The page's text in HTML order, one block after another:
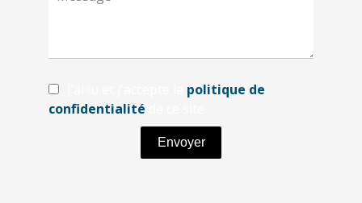
politique de
confidentialité
Envoyer